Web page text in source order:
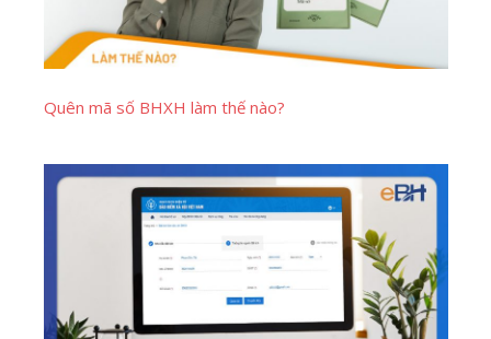
Quên mã số BHXH làm thế nào?